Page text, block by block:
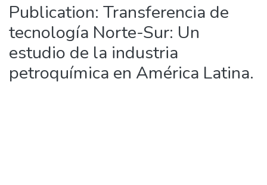
Publication: Transferencia de
tecnología Norte-Sur: Un
estudio de la industria
petroquímica en América Latina.